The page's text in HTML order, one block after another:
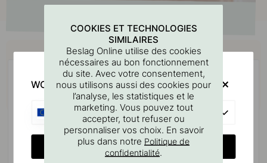
Achetez avec
COOKIES ET TECHNOLOGIES
SIMILAIRES
Beslag Online utilise des cookies
nécessaires au bon fonctionnement
du site. Avec votre consentement,
nous utilisons aussi des cookies pour
l’analyse, les statistiques et le
marketing. Vous pouvez tout
accepter, tout refuser ou
personnaliser vos choix. En savoir
plus dans notre Politique de
confidentialité.
WOULD YOU RATHER VISIT?
CHANGE COUNTRY